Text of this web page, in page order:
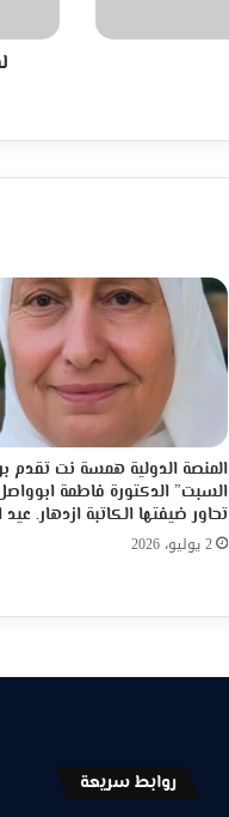
عبد
المنصة الدولية همسة نت تقدم
السبت” الدكتورة فاطمة ابوواصل
تحاور ضيفتها الكاتبة ازدهار. عيد
2 يوليو، 2026
روابط سريعة